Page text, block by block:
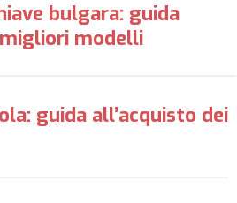
bulgara: guida
modelli
guida all’acquisto dei